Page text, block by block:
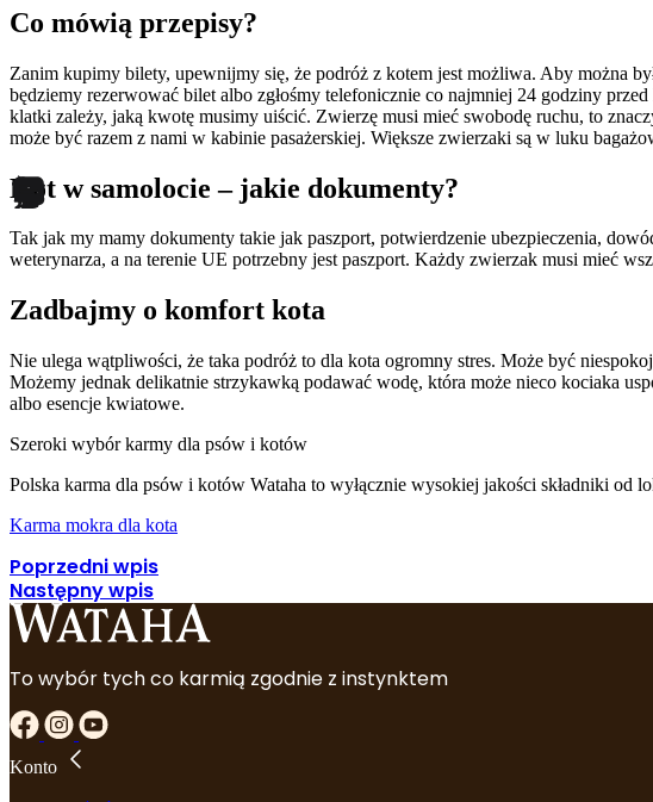
Co mówią przepisy?
Zanim kupimy bilety, upewnijmy się, że podróż z kotem jest możliwa. Aby można
będziemy rezerwować bilet albo zgłośmy telefonicznie co najmniej 24 godziny
klatki zależy, jaką kwotę musimy uiścić. Zwierzę musi mieć swobodę ruchu, to
może być razem z nami w kabinie pasażerskiej. Większe zwierzaki są w luku
Kot w samolocie – jakie dokumenty?
Tak jak my mamy dokumenty takie jak paszport, potwierdzenie ubezpieczenia,
weterynarza, a na terenie UE potrzebny jest paszport. Każdy zwierzak musi mieć
Zadbajmy o komfort kota
Nie ulega wątpliwości, że taka podróż to dla kota ogromny stres. Może być
Możemy jednak delikatnie strzykawką podawać wodę, która może nieco kociaka
albo esencje kwiatowe.
Szeroki wybór karmy dla psów i kotów
Polska karma dla psów i kotów Wataha to wyłącznie wysokiej jakości składniki od
Karma mokra dla kota
Poprzedni wpis
Następny wpis
To wybór tych co karmią zgodnie z instynktem
Konto
Preferencje
Pliki cookie dotyczące preferencji umożliwiają
Statystyczne pliki cookie pomagają
Marketingowe pliki cookie stosowane są w